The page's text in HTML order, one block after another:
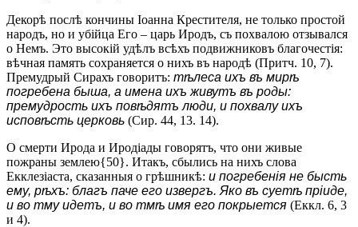
Декорѣ послѣ кончины Іоанна Крестителя, не только простой
народъ, но и убійца Его – царь Иродъ, съ похвалою отзывался
о Немъ. Это высокій удѣлъ всѣхъ подвижниковъ благочестія:
вѣчная память сохраняется о нихъ въ народѣ (Притч. 10, 7).
Премудрый Сирахъ говоритъ: тѣлеса ихъ въ мирѣ
погребена быша, а имена ихъ живутъ въ роды:
премудрость ихъ повѣдятъ люди, и похвалу ихъ
исповѣсть церковь (Сир. 44, 13. 14).
О смерти Ирода и Иродіады говорятъ, что они живые
пожраны землею{50}. Итакъ, сбылись на нихъ слова
Екклезіаста, сказанныя о грѣшникѣ: и погребенія не бысть
ему, рѣхъ: благъ паче его извергъ. Яко въ суетѣ пріиде,
и во тму идетъ, и во тмѣ имя его покрыется (Еккл. 6, 3
и 4).